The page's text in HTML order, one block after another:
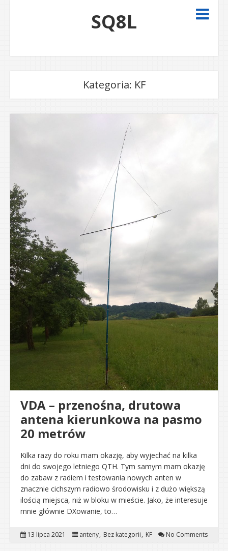
SQ8L
Kategoria: KF
VDA – przenośna, drutowa
antena kierunkowa na pasmo
20 metrów
Kilka razy do roku mam okazję, aby wyjechać na kilka
dni do swojego letniego QTH. Tym samym mam okazję
do zabaw z radiem i testowania nowych anten w
znacznie cichszym radiowo środowisku i z dużo większą
ilością miejsca, niż w bloku w mieście. Jako, że interesuje
mnie głównie DXowanie, to…
13 lipca 2021 anteny Bez kategorii KF No Comments